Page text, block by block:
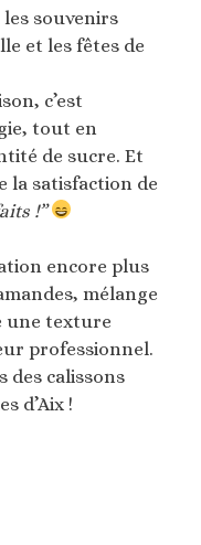
les souvenirs
et les fêtes de
c’est
tout en
de sucre. Et
la satisfaction de
!”
encore plus
mélange
une texture
professionnel.
des calissons
d’Aix !